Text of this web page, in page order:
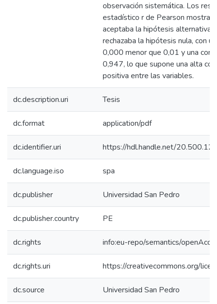
observación sistemática. Los
estadístico r de Pearson
aceptaba la hipótesis alternativa
rechazaba la hipótesis nula, con
0,000 menor que 0,01 y una
0,947, lo que supone una alta
positiva entre las variables.
dc.description.uri Tesis
dc.format application/pdf
dc.identifier.uri https://hdl.handle.net/
dc.language.iso spa
dc.publisher Universidad San Pedro
dc.publisher.country PE
dc.rights info:eu-repo/semantics/
dc.rights.uri https://creativecommons.org/
dc.source Universidad San Pedro